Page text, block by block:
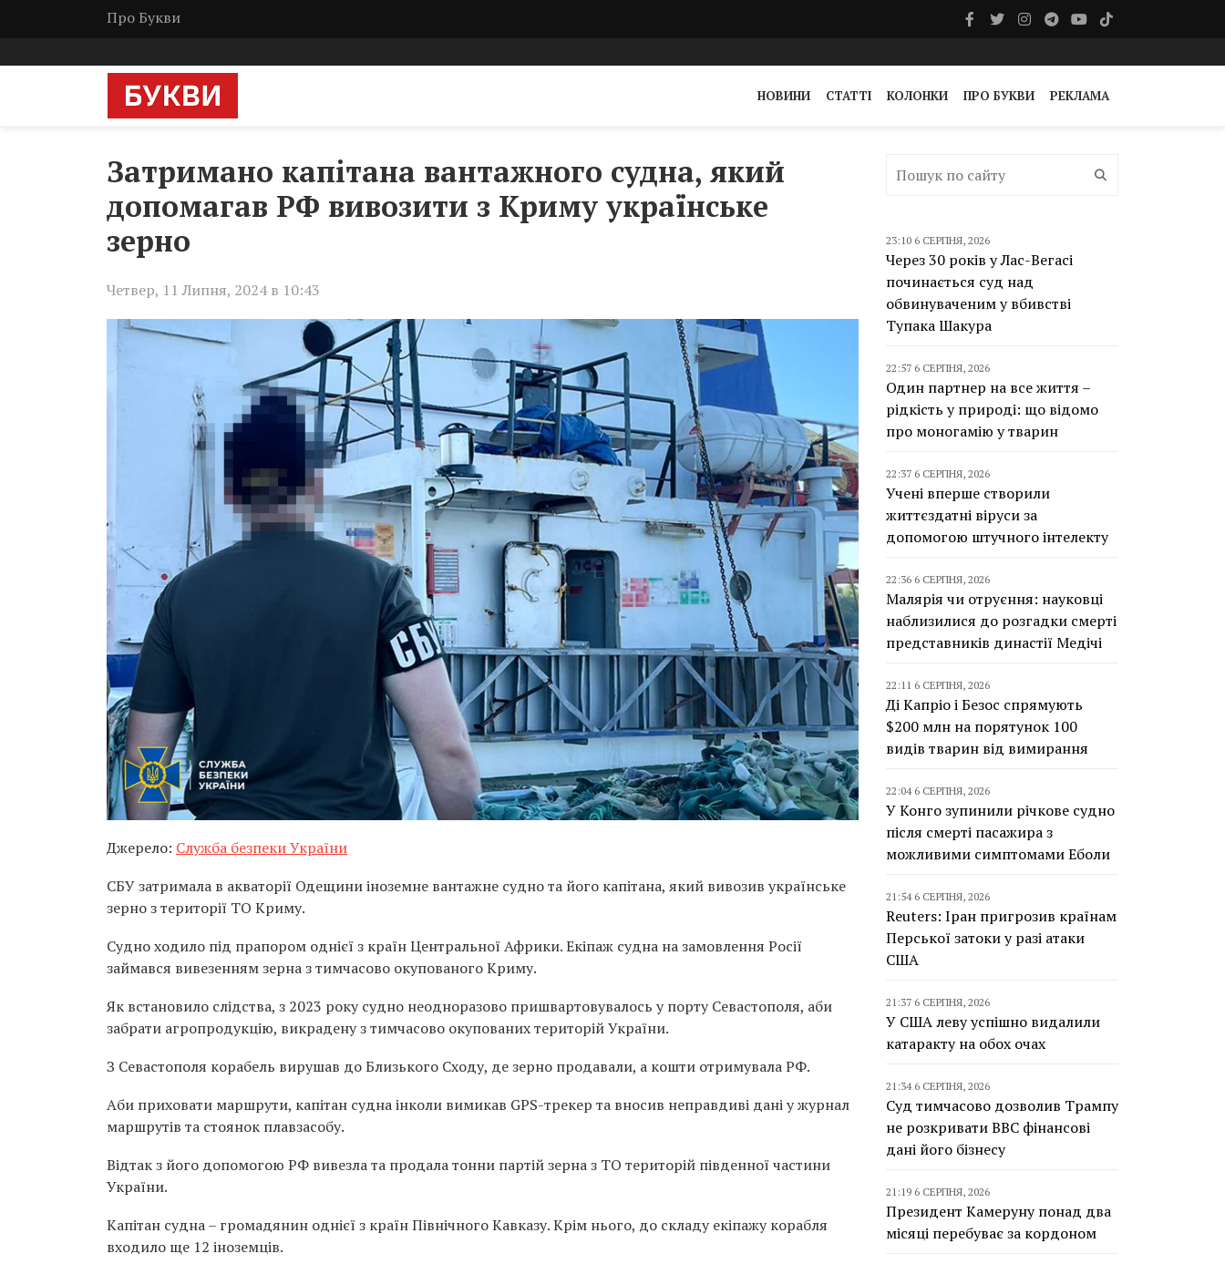
Про Букви
НОВИНИ СТАТТІ КОЛОНКИ ПРО БУКВИ РЕКЛАМА
Затримано капітана вантажного судна, який
допомагав РФ вивозити з Криму українське
зерно
Четвер, 11 Липня, 2024 в 10:43
Джерело: Служба безпеки України
СБУ затримала в акваторії Одещини іноземне вантажне судно та його капітана, який вивозив українське
зерно з території ТО Криму.
Судно ходило під прапором однієї з країн Центральної Африки. Екіпаж судна на замовлення Росії
займався вивезенням зерна з тимчасово окупованого Криму.
Як встановило слідства, з 2023 року судно неодноразово пришвартовувалось у порту Севастополя, аби
забрати агропродукцію, викрадену з тимчасово окупованих територій України.
З Севастополя корабель вирушав до Близького Сходу, де зерно продавали, а кошти отримувала РФ.
Аби приховати маршрути, капітан судна інколи вимикав GPS-трекер та вносив неправдиві дані у журнал
маршрутів та стоянок плавзасобу.
Відтак з його допомогою РФ вивезла та продала тонни партій зерна з ТО територій південної частини
України.
Капітан судна – громадянин однієї з країн Північного Кавказу. Крім нього, до складу екіпажу корабля
входило ще 12 іноземців.
23:10 6 СЕРПНЯ, 2026
Через 30 років у Лас-Вегасі
починається суд над
обвинуваченим у вбивстві
Тупака Шакура
22:57 6 СЕРПНЯ, 2026
Один партнер на все життя –
рідкість у природі: що відомо
про моногамію у тварин
22:37 6 СЕРПНЯ, 2026
Учені вперше створили
життєздатні віруси за
допомогою штучного інтелекту
22:36 6 СЕРПНЯ, 2026
Малярія чи отруєння: науковці
наблизилися до розгадки смерті
представників династії Медічі
22:11 6 СЕРПНЯ, 2026
Ді Капріо і Безос спрямують
$200 млн на порятунок 100
видів тварин від вимирання
22:04 6 СЕРПНЯ, 2026
У Конго зупинили річкове судно
після смерті пасажира з
можливими симптомами Еболи
21:54 6 СЕРПНЯ, 2026
Reuters: Іран пригрозив країнам
Перської затоки у разі атаки
США
21:37 6 СЕРПНЯ, 2026
У США леву успішно видалили
катаракту на обох очах
21:34 6 СЕРПНЯ, 2026
Суд тимчасово дозволив Трампу
не розкривати BBC фінансові
дані його бізнесу
21:19 6 СЕРПНЯ, 2026
Президент Камеруну понад два
місяці перебуває за кордоном